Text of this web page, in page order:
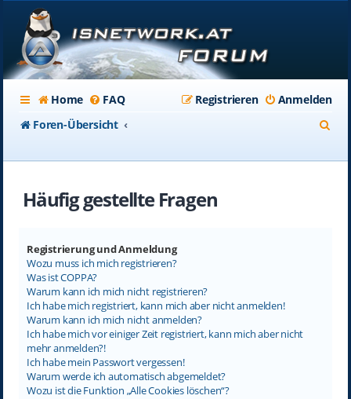
Home FAQ Anmelden
Registrieren
Foren-Übersicht
Häufig gestellte Fragen
Registrierung und Anmeldung
Wozu muss ich mich registrieren?
Was ist COPPA?
Warum kann ich mich nicht registrieren?
Ich habe mich registriert, kann mich aber nicht anmelden!
Warum kann ich mich nicht anmelden?
Ich habe mich vor einiger Zeit registriert, kann mich aber nicht
mehr anmelden?!
Ich habe mein Passwort vergessen!
Warum werde ich automatisch abgemeldet?
Wozu ist die Funktion „Alle Cookies löschen“?